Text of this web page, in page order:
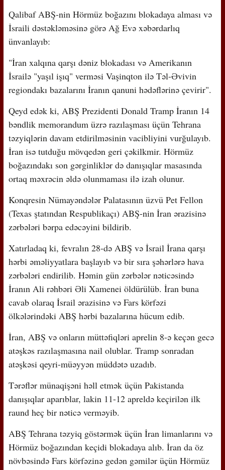
Qalibaf ABŞ-nin Hörmüz boğazını blokadaya alması və
İsraili dəstəkləməsinə görə Ağ Evə xəbərdarlıq
ünvanlayıb:
"İran xalqına qarşı dəniz blokadası və Amerikanın
İsrailə "yaşıl işıq" verməsi Vaşinqton ilə Təl-Əvivin
regiondakı bazalarını İranın qanuni hədəflərinə çevirir".
Qeyd edək ki, ABŞ Prezidenti Donald Tramp İranın 14
bəndlik memorandum üzrə razılaşması üçün Tehrana
təzyiqlərin davam etdirilməsinin vacibliyini vurğulayıb.
İran isə tutduğu mövqedən geri çəkilkmir. Hörmüz
boğazındakı son gərginliklər də danışıqlar masasında
ortaq məxrəcin əldə olunmaması ilə izah olunur.
Konqresin Nümayəndələr Palatasının üzvü Pet Fellon
(Texas ştatından Respublikaçı) ABŞ-nin İran ərazisinə
zərbələri bərpa edəcəyini bildirib.
Xatırladaq ki, fevralın 28-də ABŞ və İsrail İrana qarşı
hərbi əməliyyatlara başlayıb və bir sıra şəhərlərə hava
zərbələri endirilib. Həmin gün zərbələr nəticəsində
İranın Ali rəhbəri Əli Xamenei öldürülüb. İran buna
cavab olaraq İsrail ərazisinə və Fars körfəzi
ölkələrindəki ABŞ hərbi bazalarına hücum edib.
İran, ABŞ və onların müttəfiqləri aprelin 8-ə keçən gecə
atəşkəs razılaşmasına nail olublar. Tramp sonradan
atəşkəsi qeyri-müəyyən müddətə uzadıb.
Tərəflər münaqişəni həll etmək üçün Pakistanda
danışıqlar aparıblar, lakin 11-12 apreldə keçirilən ilk
raund heç bir nəticə verməyib.
ABŞ Tehrana təzyiq göstərmək üçün İran limanlarını və
Hörmüz boğazından keçidi blokadaya alıb. İran da öz
növbəsində Fars körfəzinə gedən gəmilər üçün Hörmüz